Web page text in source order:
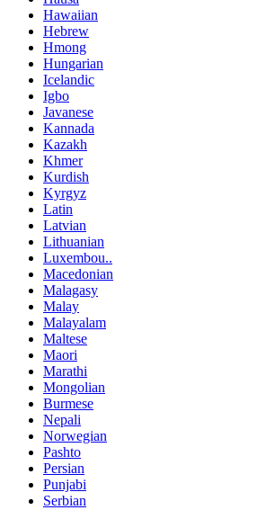
Hawaiian
Hebrew
Hmong
Hungarian
Icelandic
Igbo
Javanese
Kannada
Kazakh
Khmer
Kurdish
Kyrgyz
Latin
Latvian
Lithuanian
Luxembou..
Macedonian
Malagasy
Malay
Malayalam
Maltese
Maori
Marathi
Mongolian
Burmese
Nepali
Norwegian
Pashto
Persian
Punjabi
Serbian